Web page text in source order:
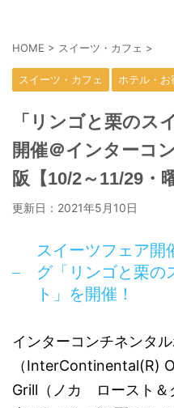
HOME > スイーツ・カフェ >
スイーツ・カフェ ホテル・お
「リンゴと栗のス
開催＠インターコ
阪【10/2～11/29・
更新日： 2021年5月10日
スイーツフェア開
グ「リンゴと栗の
ト」を開催！
インターコンチネンタ
（InterContinental(R)
Grill（ノカ ロースト＆